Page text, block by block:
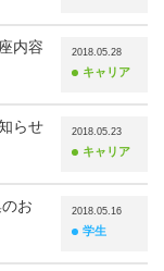
内容
2018.05.28
キャリア
らせ 2018.05.23
キャリア
お
2018.05.16
学生